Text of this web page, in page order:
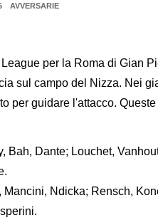
AVVERSARIE
per la Roma di Gian
sul campo del Nizza. Nei
per guidare l'attacco.
Bah, Dante; Louchet,
Ndicka; Rensch,